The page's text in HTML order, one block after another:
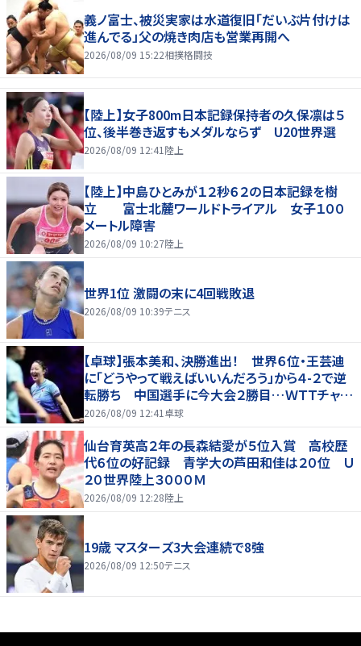
義ノ富士、被災実家は水道復旧「だいぶ片付けは
進んでる」父の焼き肉店も営業再開へ
2026/08/09 15:22相撲格闘技
【陸上】女子800m日本記録保持者の久保凛は５
位、後半巻き返すもメダルならず U20世界選
2026/08/09 12:41 陸上
【陸上】中島ひとみが１２秒６２の日本記録を樹
立 富士北麓ワールドトライアル 女子１００
メートル障害
2026/08/09 10:27陸上
世界1位 激闘の末に4回戦敗退
2026/08/09 10:39テニス
【卓球】張本美和、決勝進出！ 世界６位・王芸迪
に「どうやって戦えばいいんだろう」から４-２で逆
転勝ち 中国選手に今大会２勝目…ＷＴＴチャン
ピオンズ横浜
2026/08/09 12:41 卓球
仙台育英高２年の長森結愛が５位入賞 高校歴
代６位の好記録 青学大の芦田和佳は２０位 Ｕ
２０世界陸上３０００Ｍ
2026/08/09 12:28陸上
19歳 マスターズ3大会連続で8強
2026/08/09 12:50テニス